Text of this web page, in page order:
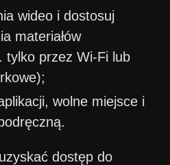
wideo i dostosuj
materiałów
tylko przez Wi-Fi lub
wolne miejsce i
dostęp do